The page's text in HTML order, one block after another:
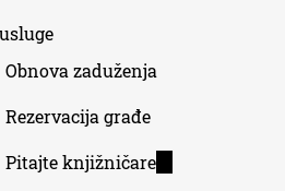
Obnova zaduženja
Rezervacija građe
Pitajte knjižničare(link